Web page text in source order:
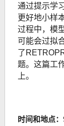
通过提示学
更好地小样
过程中，模
可能会过拟
了
题。这篇工
上。
时间和地点：